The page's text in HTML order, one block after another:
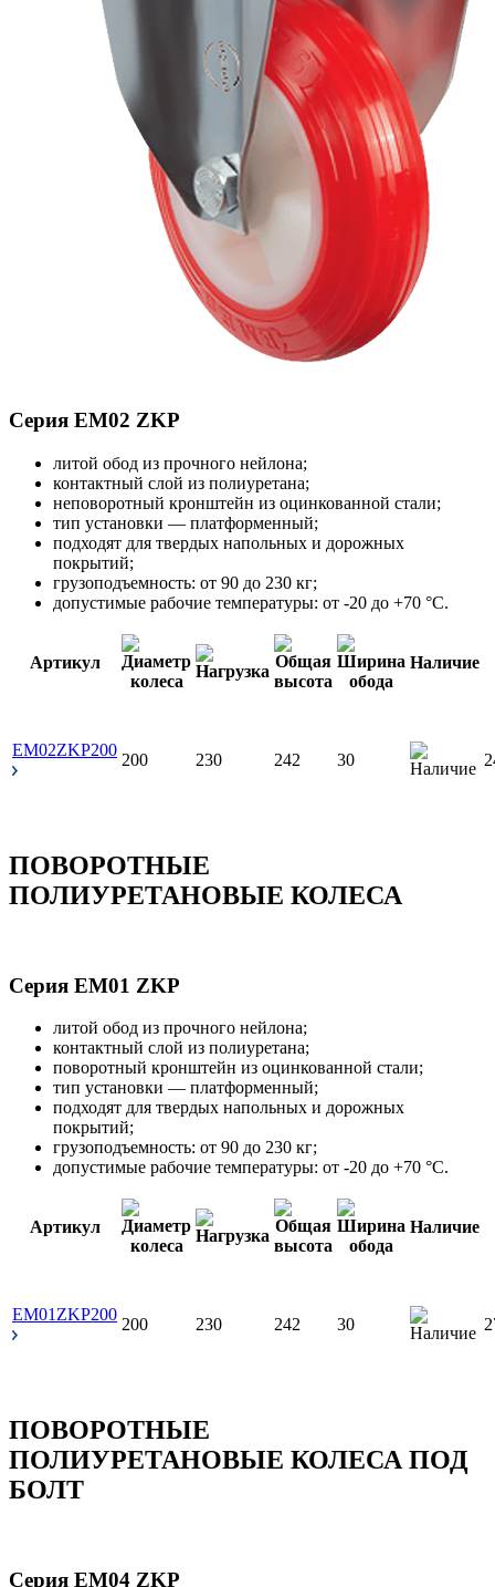
Серия EM02 ZKP
литой обод из прочного нейлона;
контактный слой из полиуретана;
неповоротный кронштейн из оцинкованной стали;
тип установки — платформенный;
подходят для твердых напольных и дорожных
покрытий;
грузоподъемность: от 90 до 230 кг;
допустимые рабочие температуры: от -20 до +70 °С.
Артикул Наличие
EM02ZKP200
200 230 242 30
ПОВОРОТНЫЕ
ПОЛИУРЕТАНОВЫЕ КОЛЕСА
Серия EM01 ZKP
литой обод из прочного нейлона;
контактный слой из полиуретана;
поворотный кронштейн из оцинкованной стали;
тип установки — платформенный;
подходят для твердых напольных и дорожных
покрытий;
грузоподъемность: от 90 до 230 кг;
допустимые рабочие температуры: от -20 до +70 °С.
Артикул Наличие
EM01ZKP200
200 230 242 30
ПОВОРОТНЫЕ
ПОЛИУРЕТАНОВЫЕ КОЛЕСА ПОД
БОЛТ
Серия EM04 ZKP